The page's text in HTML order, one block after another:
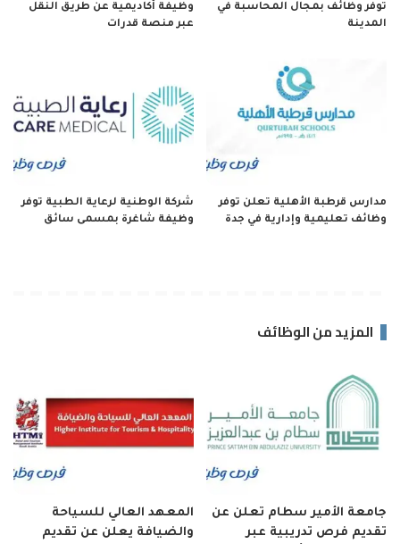
توفر وظائف بمجال المحاسبة في
المدينة
وظيفة أكاديمية عن طريق النقل
عبر منصة قدرات
مدارس قرطبة الأهلية تعلن توفر
وظائف تعليمية وإدارية في جدة
شركة الوطنية لرعاية الطبية توفر
وظيفة شاغرة بمسمى سائق
المزيد من الوظائف
جامعة الأمير سطام تعلن عن
تقديم فرص تدريبية عبر
المعهد العالي للسياحة
والضيافة يعلن عن تقديم